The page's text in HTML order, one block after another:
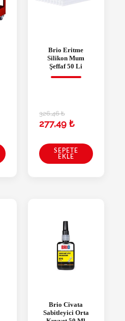
Brio Eritme
Silikon Mum
Şeffaf 50 Li
326,46₺
277,49 ₺
SEPETE
EKLE
Brio Civata
Sabitleyici Orta